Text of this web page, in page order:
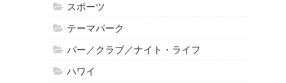
スポーツ
テーマパーク
バー／クラブ／ナイト・ライフ
ハワイ